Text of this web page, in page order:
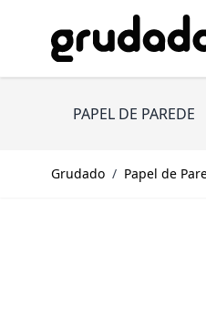
Pular para o conteúdo
PAPEL DE PAREDE
Grudado / Papel de